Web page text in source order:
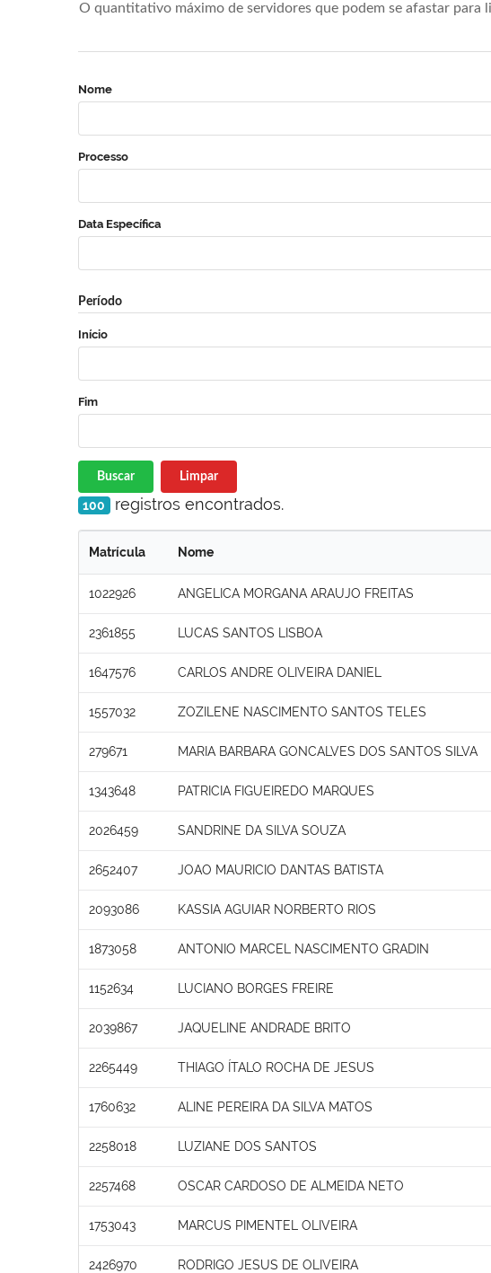
O quantitativo máximo de servidores que podem se afastar
Nome
Processo
Data Específica
Período
Início
Fim
Buscar Limpar
100 registros encontrados.
Matrícula Nome
1022926 ANGELICA MORGANA ARAUJO FREITAS
2361855 LUCAS SANTOS LISBOA
1647576 CARLOS ANDRE OLIVEIRA DANIEL
1557032 ZOZILENE NASCIMENTO SANTOS TELES
279671 MARIA BARBARA GONCALVES DOS SANTOS SILVA
1343648 PATRICIA FIGUEIREDO MARQUES
2026459 SANDRINE DA SILVA SOUZA
2652407 JOAO MAURICIO DANTAS BATISTA
2093086 KASSIA AGUIAR NORBERTO RIOS
1873058 ANTONIO MARCEL NASCIMENTO GRADIN
1152634 LUCIANO BORGES FREIRE
2039867 JAQUELINE ANDRADE BRITO
2265449 THIAGO ÍTALO ROCHA DE JESUS
1760632 ALINE PEREIRA DA SILVA MATOS
2258018 LUZIANE DOS SANTOS
2257468 OSCAR CARDOSO DE ALMEIDA NETO
1753043 MARCUS PIMENTEL OLIVEIRA
2426970 RODRIGO JESUS DE OLIVEIRA